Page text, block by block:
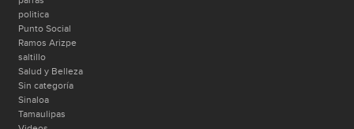
politica
Punto Social
Ramos Arizpe
saltillo
Salud y Belleza
Sin categoría
Sinaloa
Tamaulipas